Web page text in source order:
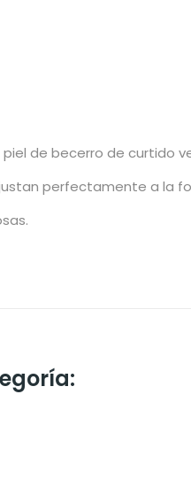
de becerro de curtido
perfectamente a la